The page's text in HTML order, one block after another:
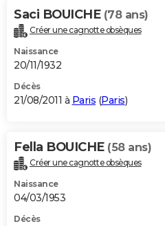
Saci BOUICHE (78 ans)
Créer une cagnotte obsèques
Naissance
20/11/1932
Décès
21/08/2011 à Paris (Paris)
Fella BOUICHE (58 ans)
Créer une cagnotte obsèques
Naissance
04/03/1953
Décès